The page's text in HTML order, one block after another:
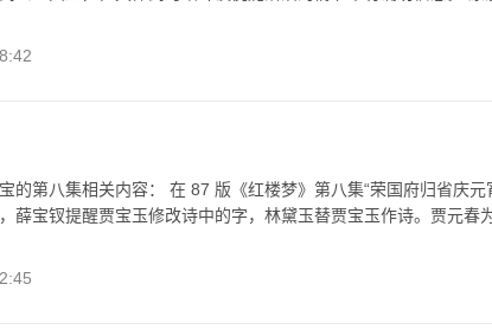
的第八集相关内容： 在 87 版《红楼梦》第八集“荣国府归省庆元
薛宝钗提醒贾宝玉修改诗中的字，林黛玉替贾宝玉作诗。贾元春